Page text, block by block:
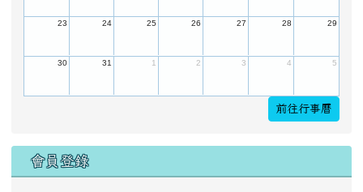
23 24 25 26 27 28 29
30 31 1 2 3 4 5
前往行事曆
會員登錄